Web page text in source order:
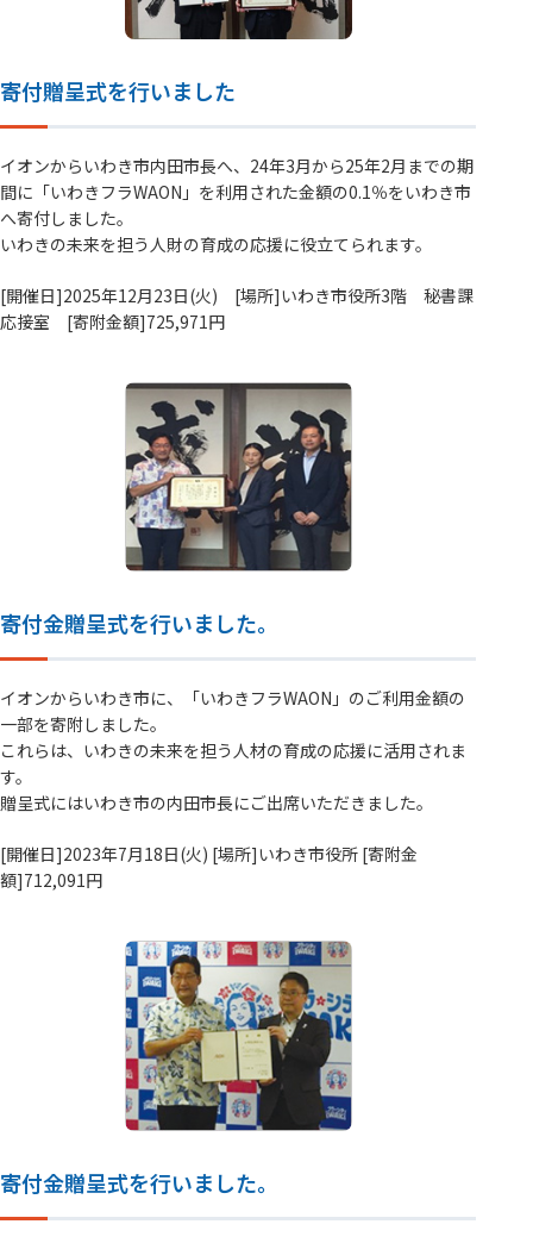
寄付贈呈式を行いました
イオンからいわき市内田市長へ、24年3月から25年2月までの期
間に「いわきフラWAON」を利用された金額の0.1％をいわき市
へ寄付しました。
いわきの未来を担う人財の育成の応援に役立てられます。
[開催日]2025年12月23日(火) [場所]いわき市役所3階 秘書課
応接室 [寄附金額]725,971円
寄付金贈呈式を行いました。
イオンからいわき市に、「いわきフラWAON」のご利用金額の
一部を寄附しました。
これらは、いわきの未来を担う人材の育成の応援に活用されま
す。
贈呈式にはいわき市の内田市長にご出席いただきました。
[開催日]2023年7月18日(火) [場所]いわき市役所 [寄附金
額]712,091円
寄付金贈呈式を行いました。